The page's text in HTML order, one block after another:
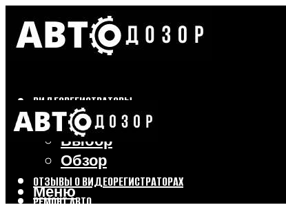
ВИДЕОРЕГИСТРАТОРЫ
Бренды
Выбор
Обзор
ОТЗЫВЫ О ВИДЕОРЕГИСТРАТОРАХ
РЕМОНТ АВТО
Меню